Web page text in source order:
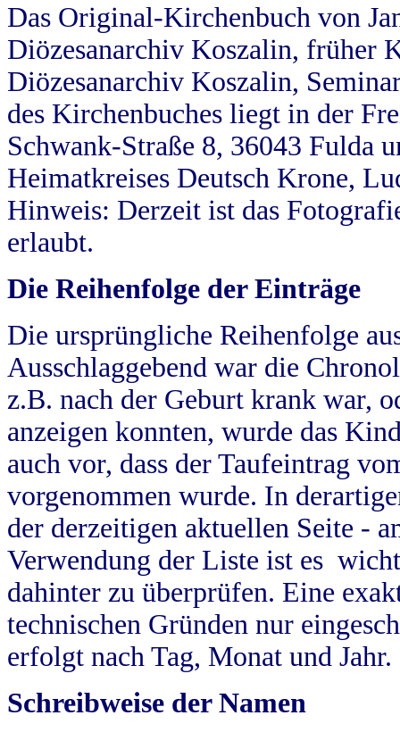
Das Original-Kirchenbuch von
Diözesanarchiv Koszalin, früher
Diözesanarchiv Koszalin,
des Kirchenbuches liegt in der
Schwank-Straße 8, 36043 Fulda
Heimatkreises Deutsch Krone,
Hinweis: Derzeit ist das
erlaubt.
Die Reihenfolge der Einträge
Die ursprüngliche Reihenfolge
Ausschlaggebend war die
z.B. nach der Geburt krank war,
anzeigen konnten, wurde das
auch vor, dass der Taufeintrag
vorgenommen wurde. In
der derzeitigen aktuellen Seite -
Verwendung der Liste ist es
dahinter zu überprüfen. Eine
technischen Gründen nur
erfolgt nach Tag, Monat und Jahr.
Schreibweise der Namen